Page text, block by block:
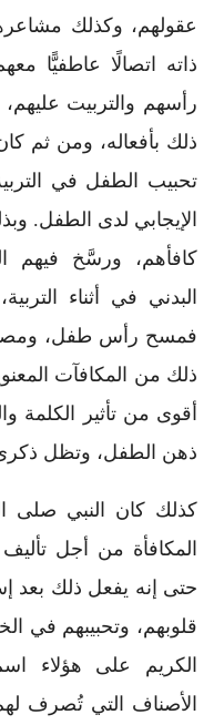
عقولهم، وكذلك
ذاته اتصالًا عاطفيًّا
رأسهم والتربيت
ذلك بأفعاله، ومن ثم
تحبيب الطفل في
الإيجابي لدى الطفل.
كافأهم، ورسَّخ فيهم
البدني في أثناء
فمسح رأس طفل،
ذلك من المكافآت
أقوى من تأثير
ذهن الطفل، وتظل ذكرى
كذلك كان النبي صلى
المكافأة من أجل
حتى إنه يفعل ذلك بعد
قلوبهم، وتحبيبهم في
الكريم على هؤلاء
الأصناف التي تُصرف